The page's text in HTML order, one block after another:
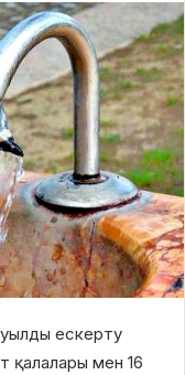
ескерту
қалалары мен 16